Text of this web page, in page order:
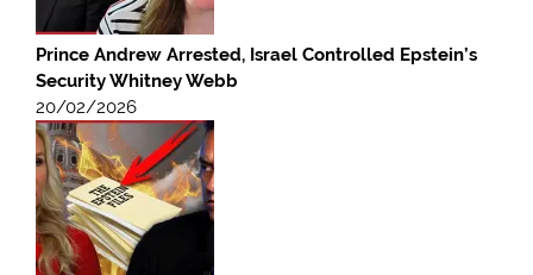
Prince Andrew Arrested, Israel Controlled Epstein’s
Security Whitney Webb
20/02/2026